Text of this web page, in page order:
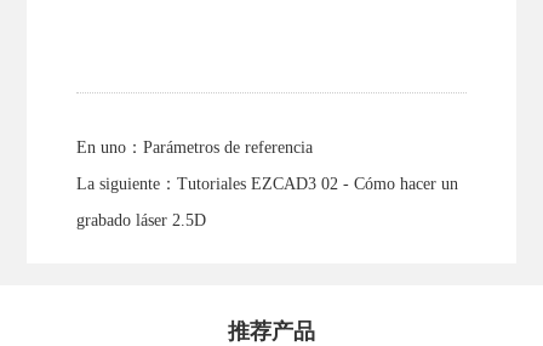
En uno： Parámetros de referencia
La siguiente： Tutoriales EZCAD3 02 - Cómo hacer un
grabado láser 2.5D
推荐产品